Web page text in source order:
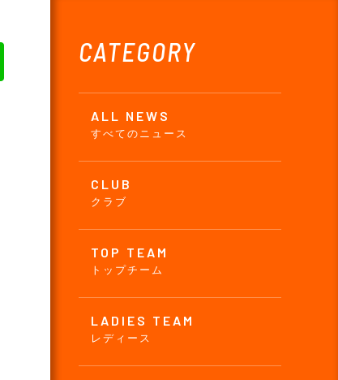
CATEGORY
ALL NEWS
すべてのニュース
CLUB
クラブ
TOP TEAM
トップチーム
LADIES TEAM
レディース